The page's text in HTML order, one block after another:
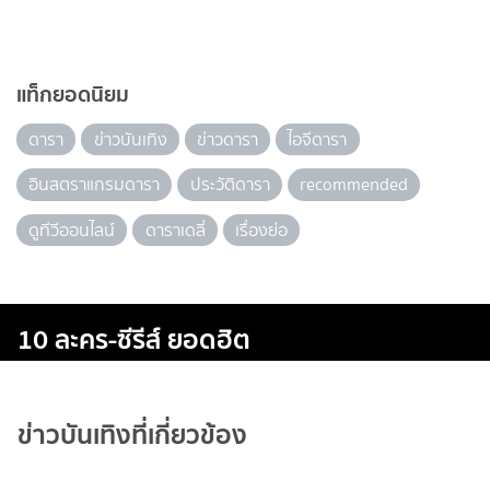
แท็กยอดนิยม
ดารา ข่าวบันเทิง ข่าวดารา
ไอจีดารา
อินสตราแกรมดารา
ประวัติดารา
recommended
ดูทีวีออนไลน์
ดาราเดลี่ เรื่องย่อ
10 ละคร-ซีรีส์ ยอดฮิต
ข่าวบันเทิงที่เกี่ยวข้อง